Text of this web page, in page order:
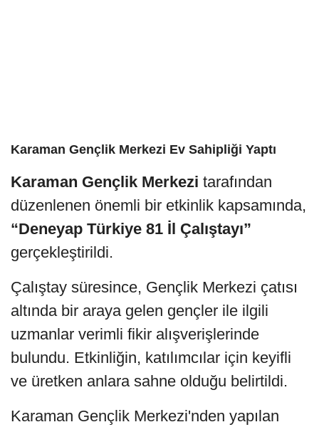
Karaman Gençlik Merkezi Ev Sahipliği Yaptı
Karaman Gençlik Merkezi tarafından
düzenlenen önemli bir etkinlik kapsamında,
“Deneyap Türkiye 81 İl Çalıştayı”
gerçekleştirildi.
Çalıştay süresince, Gençlik Merkezi çatısı
altında bir araya gelen gençler ile ilgili
uzmanlar verimli fikir alışverişlerinde
bulundu. Etkinliğin, katılımcılar için keyifli
ve üretken anlara sahne olduğu belirtildi.
Karaman Gençlik Merkezi'nden yapılan